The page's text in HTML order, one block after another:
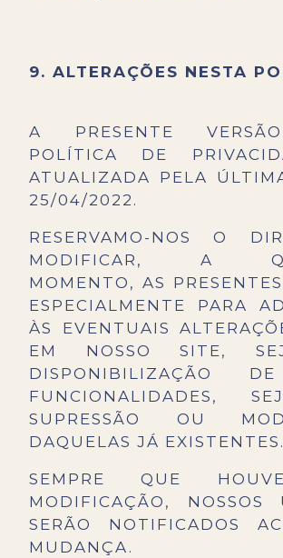
9. ALTERAÇÕES NESTA
A PRESENTE
POLÍTICA DE
ATUALIZADA PELA
25/04/2022.
RESERVAMO-NOS O
MODIFICAR, A
MOMENTO, AS
ESPECIALMENTE PARA
ÀS EVENTUAIS
EM NOSSO SITE,
DISPONIBILIZAÇÃO
FUNCIONALIDADES,
SUPRESSÃO OU
DAQUELAS JÁ EXISTENTES.
SEMPRE QUE
MODIFICAÇÃO, NOSSOS
SERÃO NOTIFICADOS
MUDANÇA.